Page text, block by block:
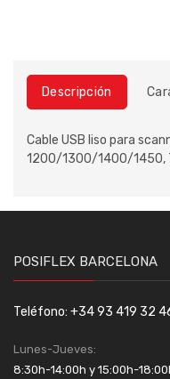
Descripción
Cable USB liso para
1200/1300/1400/1450,
POSIFLEX BARCELONA
Teléfono: +34 93 419 32
Lunes-Jueves:
8:30h-14:00h y 15:00h-